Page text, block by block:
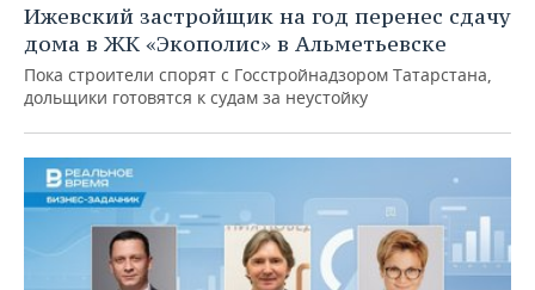
Ижевский застройщик на год перенес сдачу
дома в ЖК «Экополис» в Альметьевске
Пока строители спорят с Госстройнадзором Татарстана,
дольщики готовятся к судам за неустойку